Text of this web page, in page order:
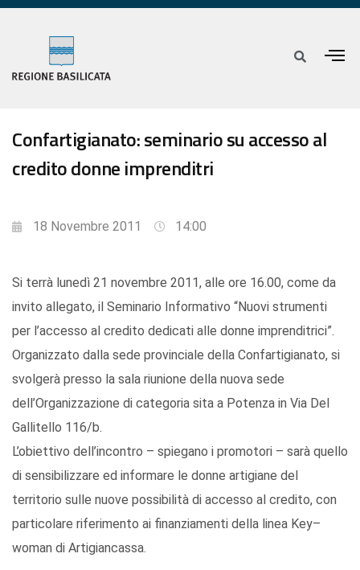
Confartigianato: seminario su accesso al
credito donne imprenditri
18 Novembre 2011 14:00
Si terrà lunedì 21 novembre 2011, alle ore 16.00, come da
invito allegato, il Seminario Informativo “Nuovi strumenti
per l’accesso al credito dedicati alle donne imprenditrici”.
Organizzato dalla sede provinciale della Confartigianato, si
svolgerà presso la sala riunione della nuova sede
dell’Organizzazione di categoria sita a Potenza in Via Del
Gallitello 116/b.
L’obiettivo dell’incontro – spiegano i promotori – sarà quello
di sensibilizzare ed informare le donne artigiane del
territorio sulle nuove possibilità di accesso al credito, con
particolare riferimento ai finanziamenti della linea Key–
woman di Artigiancassa.